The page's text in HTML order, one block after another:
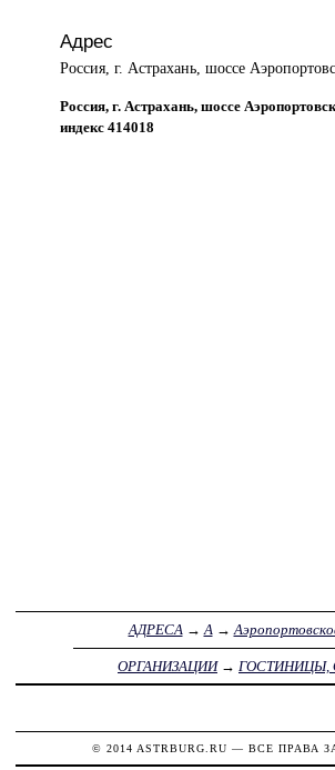
Адрес
Россия, г. Астрахань, шоссе
Россия, г. Астрахань, шоссе
индекс 414018
АДРЕСА→А→
ОРГАНИЗАЦИИ→ ГОСТИНИЦЫ,
© 2014 ASTRBURG.RU — ВСЕ ПРАВА